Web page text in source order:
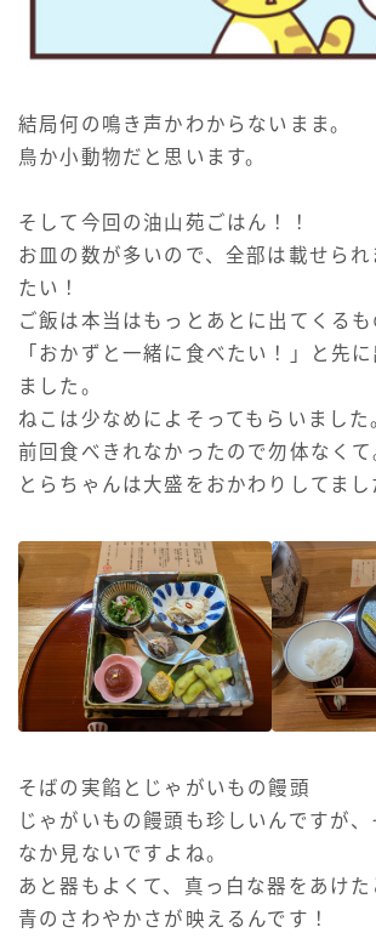
結局何の鳴き声かわからないまま。
鳥か小動物だと思います。
そして今回の油山苑ごはん！！
お皿の数が多いので、全部は載せら
たい！
ご飯は本当はもっとあとに出てくるも
「おかずと一緒に食べたい！」と先
ました。
ねこは少なめによそってもらいました
前回食べきれなかったので勿体なくて
とらちゃんは大盛をおかわりしてまし
そばの実餡とじゃがいもの饅頭
じゃがいもの饅頭も珍しいんですが
なか見ないですよね。
あと器もよくて、真っ白な器をあけ
青のさわやかさが映えるんです！